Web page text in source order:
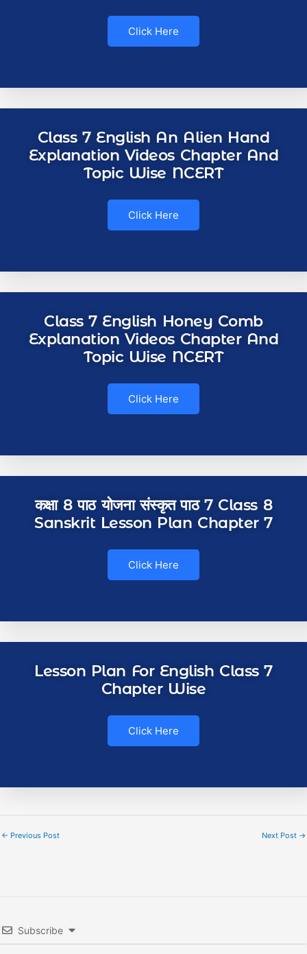
Click Here
Class 7 English An Alien Hand
Explanation Videos Chapter And
Topic Wise NCERT
Click Here
Class 7 English Honey Comb
Explanation Videos Chapter And
Topic Wise NCERT
Click Here
कक्षा 8 पाठ योजना संस्कृत पाठ 7 Class 8
Sanskrit Lesson Plan Chapter 7
Click Here
Lesson Plan For English Class 7
Chapter Wise
Click Here
← Previous Post Next Post →
Subscribe